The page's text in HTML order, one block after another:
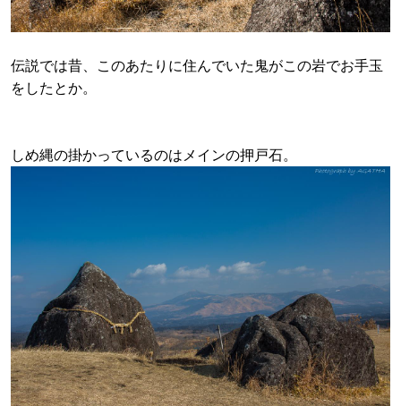
伝説では昔、このあたりに住んでいた鬼がこの岩でお手玉
をしたとか。
しめ縄の掛かっているのはメインの押戸石。